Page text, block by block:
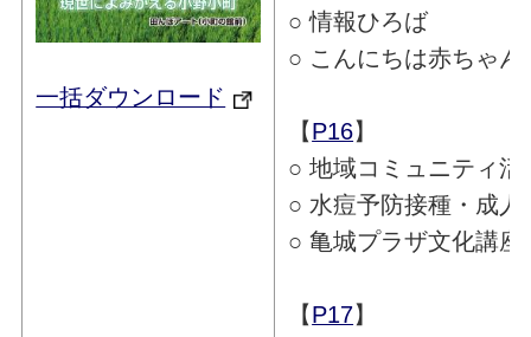
一括ダウンロード
○ 情報ひろば
○ こんにちは赤ちゃん
【P16】
○ 地域コミュニティ
○ 水痘予防接種・成
○ 亀城プラザ文化講
【P17】